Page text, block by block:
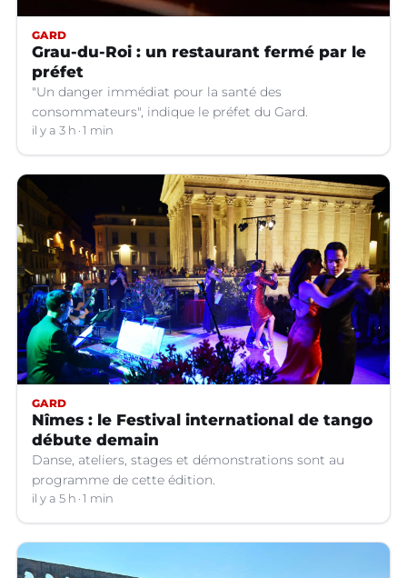
GARD
Grau-du-Roi : un restaurant fermé par le
préfet
"Un danger immédiat pour la santé des
consommateurs", indique le préfet du Gard.
il y a 3 h 1 min
GARD
Nîmes : le Festival international de tango
débute demain
Danse, ateliers, stages et démonstrations sont au
programme de cette édition.
il y a 5 h 1 min